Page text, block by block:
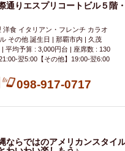
ルビール ウィスキー
テ
駅周辺 沖縄料理
スイーツ
・生演奏 気軽に一杯
店
オープンテラス
マトン・ラ
夜景・景色◎
夜12時以降
ン 立ち飲み
5000円以上
りエスプリコートビル５階
洋食 イタリアン・フレンチ カラオ
その他 誕生日 | 那覇市内 | 久茂
平均予算 : 3,000円台 | 座席数 : 130
翌5:00【その他】19:00-翌6:00
098-917-0717
ならではのアメリカンスタイ